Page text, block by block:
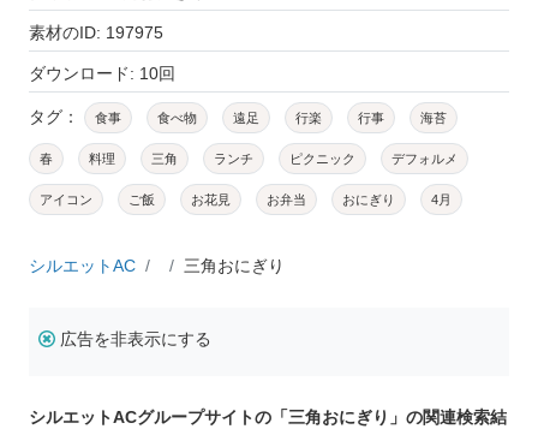
素材のID: 197975
ダウンロード: 10回
タグ： 食事 食べ物 遠足 行楽 行事 海苔
春 料理 三角 ランチ ピクニック デフォルメ
アイコン ご飯 お花見 お弁当 おにぎり 4月
シルエットAC 三角おにぎり
広告を非表示にする
シルエットACグループサイトの「三角おにぎり」の関連検索結